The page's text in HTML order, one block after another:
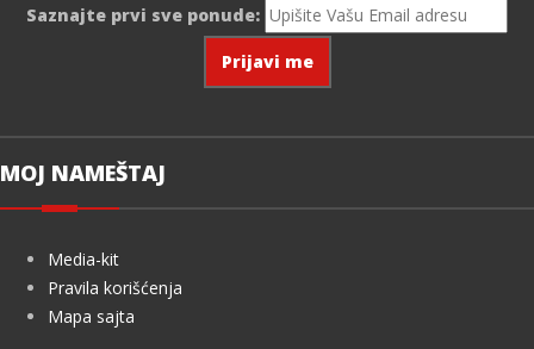
Saznajte prvi sve ponude:
MOJ NAMEŠTAJ
Media-kit
Pravila korišćenja
Mapa sajta